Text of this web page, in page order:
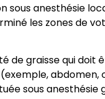
sous anesthésie
les zones de
de graisse qui doit
sous anesthésie